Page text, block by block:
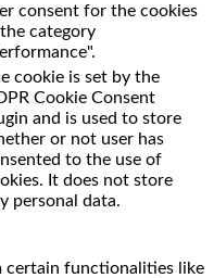
consent for the cookies
category
cookie is set by the
Cookie Consent
and is used to store
or not user has
to the use of
It does not store
personal data.
certain functionalities like